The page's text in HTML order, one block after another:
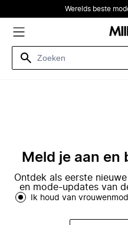
Werelds beste
Meld je aan
Ontdek als eerste
en mode-updates van
Ik houd van